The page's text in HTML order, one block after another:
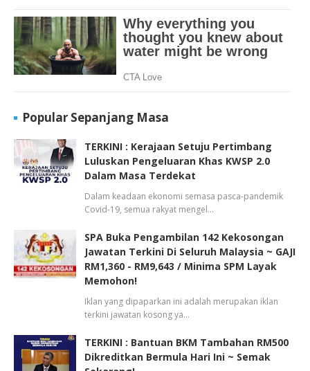
Popular Sepanjang Masa
TERKINI : Kerajaan Setuju Pertimbang
Luluskan Pengeluaran Khas KWSP 2.0
Dalam Masa Terdekat
Dalam keadaan ekonomi semasa pasca-pandemik
Covid-19, semua rakyat mengel…
SPA Buka Pengambilan 142 Kekosongan
Jawatan Terkini Di Seluruh Malaysia ~ GAJI
RM1,360 - RM9,643 / Minima SPM Layak
Memohon!
Iklan yang dipaparkan ini adalah merupakan iklan
terkini jawatan kosong ya…
TERKINI : Bantuan BKM Tambahan RM500
Dikreditkan Bermula Hari Ini ~ Semak